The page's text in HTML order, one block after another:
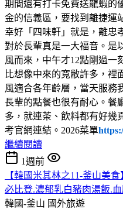
期間還有打卡免費送龍蝦的
金的信義區，要找到離捷運
幸好「四味軒」就是，離忠
對於長輩真是一大福音。是
風而來，中午才12點剛過一
比想像中來的寬敝許多，裡
風適合各年齡層，當天服務
長輩的點餐也很有耐心。餐
多，就連茶、飲料都有好幾
考官網連結。2026菜單
繼續閱讀
1週前
【韓國米其林之11-釜山美
必比登.濃郁乳白豬肉湯飯.
韓國-釜山 國外旅遊